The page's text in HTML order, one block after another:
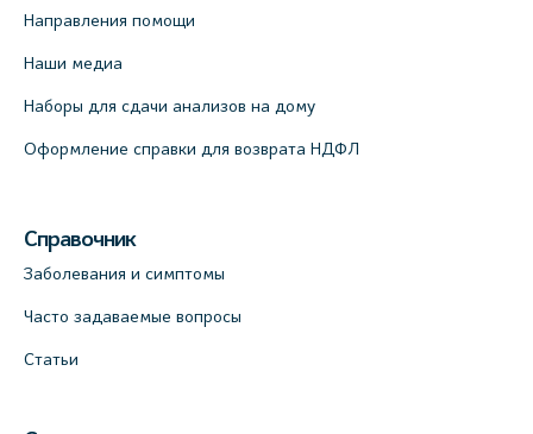
Направления помощи
Наши медиа
Наборы для сдачи анализов на дому
Оформление справки для возврата НДФЛ
Справочник
Заболевания и симптомы
Часто задаваемые вопросы
Статьи